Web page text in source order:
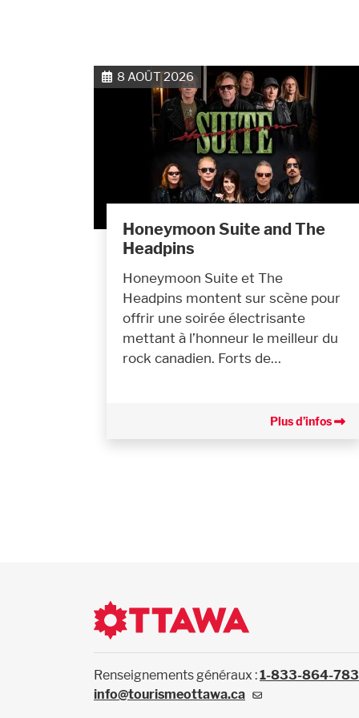
8 AOÛT 2026
Honeymoon Suite and The
Headpins
Honeymoon Suite et The
Headpins montent sur scène pour
offrir une soirée électrisante
mettant à l’honneur le meilleur du
rock canadien. Forts de…
Plus d’infos
Renseignements généraux :1-833-864-
info@tourismeottawa.ca